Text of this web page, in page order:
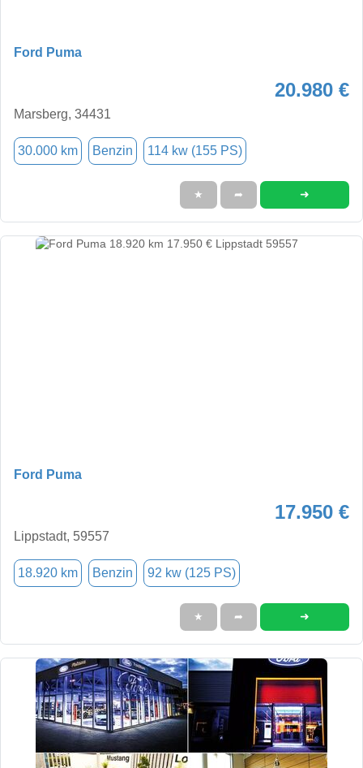
Ford Puma
20.980 €
Marsberg, 34431
30.000 km Benzin 114 kw (155 PS)
★ ➦ ➜
Ford Puma
17.950 €
Lippstadt, 59557
18.920 km Benzin 92 kw (125 PS)
★ ➦ ➜